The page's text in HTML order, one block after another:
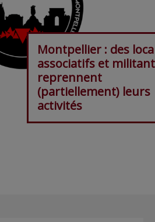
Montpellier : des
associatifs et
reprennent
(partiellement) leurs
activités